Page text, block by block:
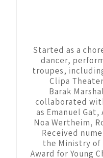
Started as a
dancer,
troupes,
Clipa
Barak
collaborated
as Emanuel
Noa Wertheim,
Received
the Ministry of
Award for Young